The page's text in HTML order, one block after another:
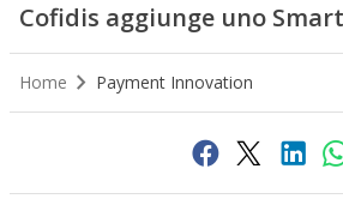
Cofidis aggiunge uno
Home Payment Innovation